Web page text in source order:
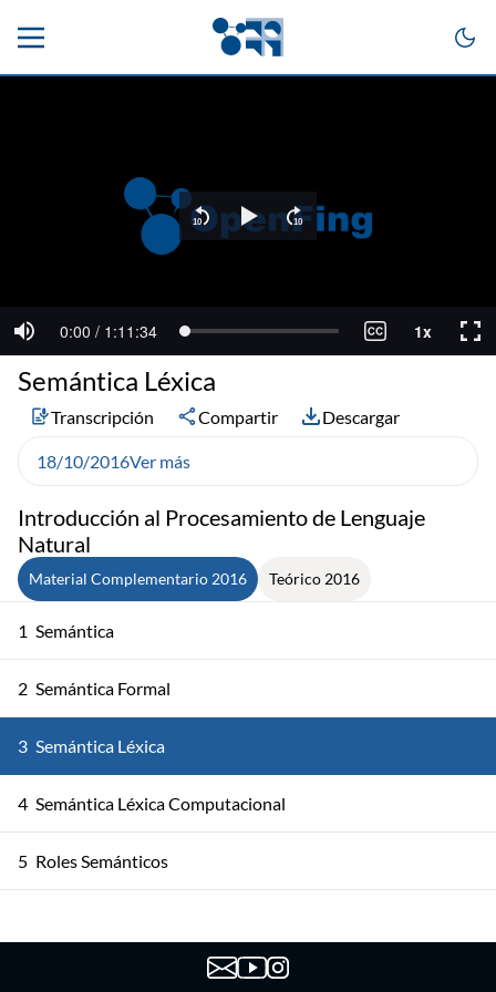
Introducción al Procesamiento de Lenguaje
Natural
Material Complementario 2016 Teórico 2016
1 Semántica
2 Semántica Formal
3 Semántica Léxica
4 Semántica Léxica Computacional
5 Roles Semánticos
Semántica Léxica
Transcripción Compartir Descargar
18/10/2016Ver más